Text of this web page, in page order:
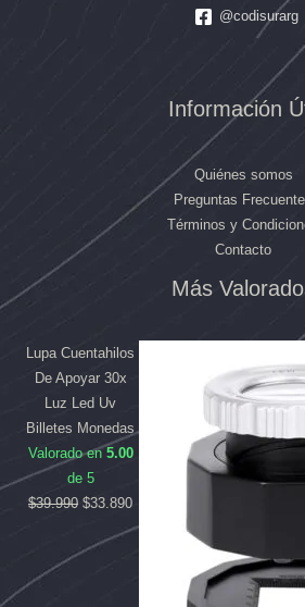
@codisurarg
Información
Quiénes somos
Preguntas
Términos y
Contacto
Más
Lupa Cuentahilos
De Apoyar 30x
Luz Led Uv
Billetes Monedas
Valorado en 5.00
de 5
$39.990
era:
$39.990.
$33.890
es:
era:
$169.990.
es:
$158.090.